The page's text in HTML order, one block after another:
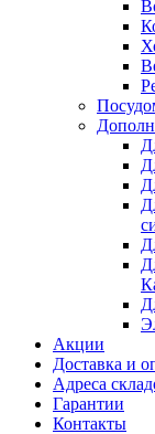
Акции
Доставка и
Адреса
Гарантии
Контакты